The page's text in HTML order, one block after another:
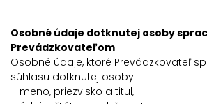
Osobné údaje dotknutej osoby
Prevádzkovateľom
Osobné údaje, ktoré Prevádzkovateľ
súhlasu dotknutej osoby:
– meno, priezvisko a titul,